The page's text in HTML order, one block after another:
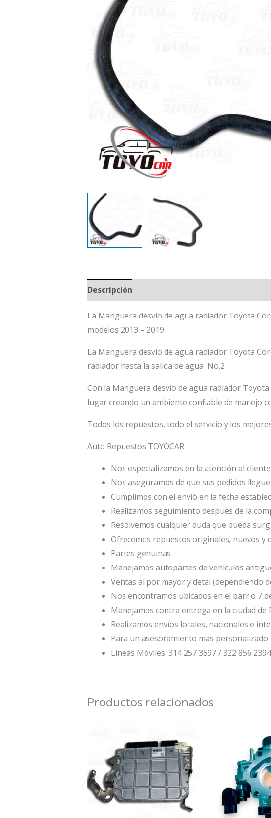
Descripción
La Manguera desvío de agua radiador Toyota
modelos 2013 – 2019
La Manguera desvío de agua radiador Toyota
radiador hasta la salida de agua No.2
Con la Manguera desvío de agua radiador
lugar creando un ambiente confiable de manejo
Todos los repuestos, todo el servicio y los
Auto Repuestos TOYOCAR
Nos especializamos en la atención al
Nos aseguramos de que sus pedidos
Cumplimos con el envió en la fecha
Realizamos seguimiento después de la
Resolvemos cualquier duda que pueda
Ofrecemos repuestos originales, nuevos y
Partes genuinas
Manejamos autopartes de vehículos
Ventas al por mayor y detal (dependiendo
Nos encontramos ubicados en el barrio 7
Manejamos contra entrega en la ciudad de
Realizamos envíos locales, nacionales e
Para un asesoramiento mas
Líneas Móviles: 314 257 3597 / 322 856
Productos relacionados